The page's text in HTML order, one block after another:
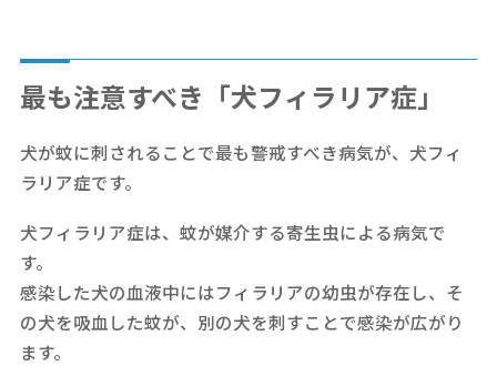
最も注意すべき「犬フィラリア症」
犬が蚊に刺されることで最も警戒すべき病気が、犬フィ
ラリア症です。
犬フィラリア症は、蚊が媒介する寄生虫による病気で
す。
感染した犬の血液中にはフィラリアの幼虫が存在し、そ
の犬を吸血した蚊が、別の犬を刺すことで感染が広がり
ます。